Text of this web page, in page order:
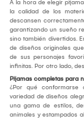
A la hora de elegir
la calidad de los
descansen
garantizando un sueño
sino también divertidos.
de diseños originales
de sus personajes
infinitas. Por otro lado,
Pijamas completas para
¿Por qué conformarse
variedad de diseños
una gama de estilos,
animales y estampados